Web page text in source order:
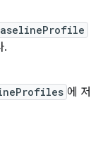
.
에 저